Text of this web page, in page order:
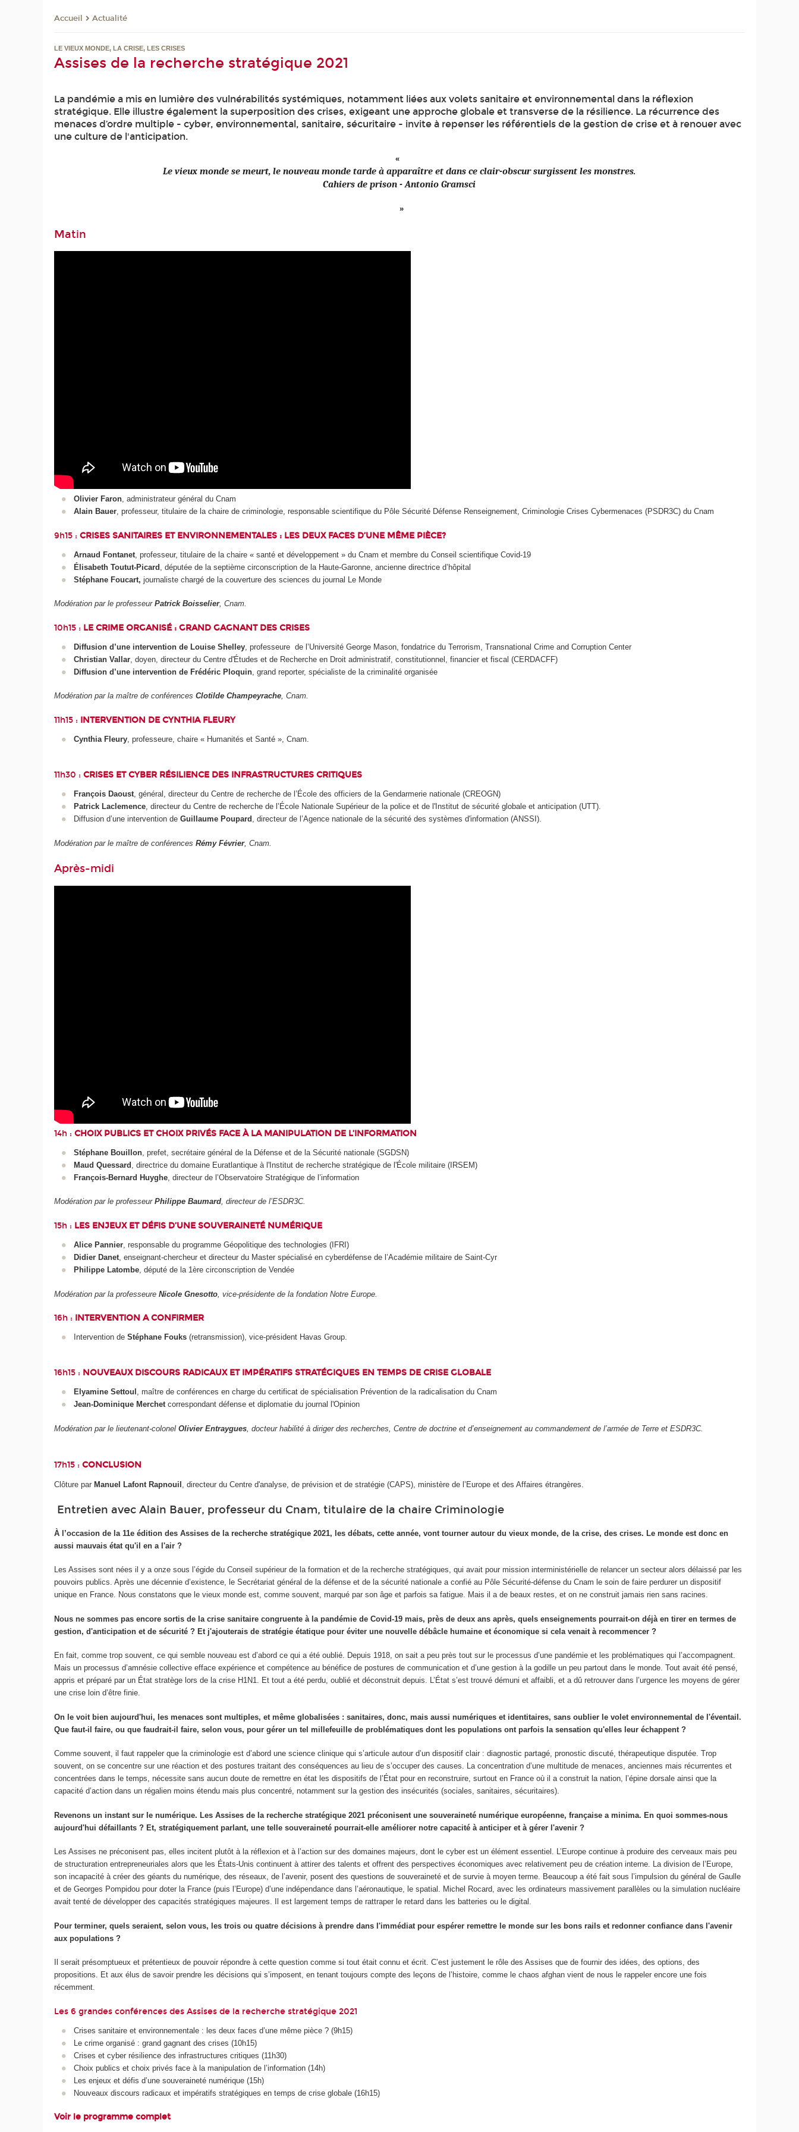
Accueil Actualité
LE VIEUX MONDE, LA CRISE, LES CRISES
Assises de la recherche stratégique 2021
La pandémie a mis en lumière des vulnérabilités systémiques, notamment liées aux volets sanitaire et environnemental dans la réflexion
stratégique. Elle illustre également la superposition des crises, exigeant une approche globale et transverse de la résilience. La récurrence des
menaces d’ordre multiple - cyber, environnemental, sanitaire, sécuritaire - invite à repenser les référentiels de la gestion de crise et à renouer avec
une culture de l'anticipation.
Le vieux monde se meurt, le nouveau monde tarde à apparaître et dans ce clair-obscur surgissent les monstres.
Cahiers de prison - Antonio Gramsci
Matin
Olivier Faron, administrateur général du Cnam
Alain Bauer, professeur, titulaire de la chaire de criminologie, responsable scientifique du Pôle Sécurité Défense Renseignement, Criminologie Crises Cybermenaces (PSDR3C) du Cnam
9h15 :CRISES SANITAIRES ET ENVIRONNEMENTALES : LES DEUX FACES D’UNE MÊME PIÈCE?
Arnaud Fontanet, professeur, titulaire de la chaire « santé et développement » du Cnam et membre du Conseil scientifique Covid-19
Élisabeth Toutut-Picard
, députée de la septième circonscription de la Haute-Garonne, ancienne directrice d’hôpital
Stéphane Foucart, journaliste chargé de la couverture des sciences du journal Le Monde
Modération par le professeurPatrick Boisselier, Cnam.
10h15 : LE CRIME ORGANISÉ : GRAND GAGNANT DES CRISES
Diffusion d’une intervention de Louise Shelley, professeure de l’Université George Mason, fondatrice du Terrorism, Transnational Crime and Corruption Center
Christian Vallar, doyen, directeur du Centre d'Études et de Recherche en Droit administratif, constitutionnel, financier et fiscal (CERDACFF)
Diffusion d’une intervention de Frédéric Ploquin, grand reporter, spécialiste de la criminalité organisée
Modération par la maître de conférencesClotilde Champeyrache, Cnam.
11h15 : INTERVENTION DE CYNTHIA FLEURY
Cynthia Fleury, professeure, chaire « Humanités et Santé », Cnam.
11h30 :CRISES ET CYBER RÉSILIENCE DES INFRASTRUCTURES CRITIQUES
François Daoust, général, directeur du Centre de recherche de l’École des officiers de la Gendarmerie nationale (CREOGN)
Patrick Laclemence, directeur du Centre de recherche de l’École Nationale Supérieur de la police et de l'Institut de sécurité globale et anticipation (UTT).
Diffusion d’une intervention de Guillaume Poupard , directeur de l’Agence nationale de la sécurité des systèmes d'information (ANSSI).
Modération par le maître de conférencesRémy Février, Cnam.
Après-midi
14h :CHOIX PUBLICS ET CHOIX PRIVÉS FACE À LA MANIPULATION DE L’INFORMATION
Stéphane Bouillon, prefet, secrétaire général de la Défense et de la Sécurité nationale (SGDSN)
Maud Quessard
, directrice du domaine Euratlantique à l'Institut de recherche stratégique de l'École militaire (IRSEM)
François-Bernard Huyghe, directeur de l’Observatoire Stratégique de l’information
Modération par le professeurPhilippe Baumard, directeur de l’ESDR3C.
15h : LES ENJEUX ET DÉFIS D’UNE SOUVERAINETÉ NUMÉRIQUE
Alice Pannier, responsable du programme Géopolitique des technologies (IFRI)
Didier Danet, enseignant-chercheur et directeur du Master spécialisé en cyberdéfense de l’Académie militaire de Saint-Cyr
Philippe Latombe, député de la 1èrecirconscription de Vendée
Modération par la professeureNicole Gnesotto , vice-présidente de la fondation Notre Europe.
16h : INTERVENTION A CONFIRMER
Intervention de Stéphane Fouks(retransmission), vice-président Havas Group.
16h15 : NOUVEAUX DISCOURS RADICAUX ET IMPÉRATIFS STRATÉGIQUES EN TEMPS DE CRISE GLOBALE
Elyamine Settoul , maître de conférences en charge du certificat de spécialisation Prévention de la radicalisation du Cnam
Jean-Dominique Merchetcorrespondant défense et diplomatie du journal l'Opinion
Modération par le lieutenant-colonelOlivier Entraygues , docteur habilité à diriger des recherches, Centre de doctrine et d’enseignement au commandement de l’armée de Terre et ESDR3C.
17h15 : CONCLUSION
Clôture parManuel Lafont Rapnouil , directeur du Centre d'analyse, de prévision et de stratégie (CAPS), ministère de l’Europe et des Affaires étrangères.
Entretien avec Alain Bauer, professeur du Cnam, titulaire de la chaire Criminologie
À l’occasion de la 11e édition des Assises de la recherche stratégique 2021, les débats, cette année, vont tourner autour du vieux monde, de la crise, des crises. Le monde est donc en
aussi mauvais état qu'il en a l'air ?
Les Assises sont nées il y a onze sous l’égide du Conseil supérieur de la formation et de la recherche stratégiques, qui avait pour mission interministérielle de relancer un secteur alors délaissé par les
pouvoirs publics. Après une décennie d’existence, le Secrétariat général de la défense et de la sécurité nationale a confié au Pôle Sécurité-défense du Cnam le soin de faire perdurer un dispositif
unique en France. Nous constatons que le vieux monde est, comme souvent, marqué par son âge et parfois sa fatigue. Mais il a de beaux restes, et on ne construit jamais rien sans racines.
Nous ne sommes pas encore sortis de la crise sanitaire congruente à la pandémie de Covid-19 mais, près de deux ans après, quels enseignements pourrait-on déjà en tirer en termes de
gestion, d'anticipation et de sécurité ? Et j'ajouterais de stratégie étatique pour éviter une nouvelle débâcle humaine et économique si cela venait à recommencer ?
En fait, comme trop souvent, ce qui semble nouveau est d’abord ce qui a été oublié. Depuis 1918, on sait a peu près tout sur le processus d’une pandémie et les problématiques qui l’accompagnent.
Mais un processus d’amnésie collective efface expérience et compétence au bénéfice de postures de communication et d’une gestion à la godille un peu partout dans le monde. Tout avait été pensé,
appris et préparé par un État stratège lors de la crise H1N1. Et tout a été perdu, oublié et déconstruit depuis. L’État s’est trouvé démuni et affaibli, et a dû retrouver dans l’urgence les moyens de gérer
une crise loin d’être finie.
On le voit bien aujourd'hui, les menaces sont multiples, et même globalisées : sanitaires, donc, mais aussi numériques et identitaires, sans oublier le volet environnemental de l'éventail.
Que faut-il faire, ou que faudrait-il faire, selon vous, pour gérer un tel millefeuille de problématiques dont les populations ont parfois la sensation qu'elles leur échappent ?
Comme souvent, il faut rappeler que la criminologie est d’abord une science clinique qui s’articule autour d’un dispositif clair : diagnostic partagé, pronostic discuté, thérapeutique disputée. Trop
souvent, on se concentre sur une réaction et des postures traitant des conséquences au lieu de s’occuper des causes. La concentration d’une multitude de menaces, anciennes mais récurrentes et
concentrées dans le temps, nécessite sans aucun doute de remettre en état les dispositifs de l’État pour en reconstruire, surtout en France où il a construit la nation, l’épine dorsale ainsi que la
capacité d’action dans un régalien moins étendu mais plus concentré, notamment sur la gestion des insécurités (sociales, sanitaires, sécuritaires).
Revenons un instant sur le numérique. Les Assises de la recherche stratégique 2021 préconisent une souveraineté numérique européenne, française a minima. En quoi sommes-nous
aujourd'hui défaillants ? Et, stratégiquement parlant, une telle souveraineté pourrait-elle améliorer notre capacité à anticiper et à gérer l'avenir ?
Les Assises ne préconisent pas, elles incitent plutôt à la réflexion et à l’action sur des domaines majeurs, dont le cyber est un élément essentiel. L’Europe continue à produire des cerveaux mais peu
de structuration entrepreneuriales alors que les États-Unis continuent à attirer des talents et offrent des perspectives économiques avec relativement peu de création interne. La division de l’Europe,
son incapacité à créer des géants du numérique, des réseaux, de l’avenir, posent des questions de souveraineté et de survie à moyen terme. Beaucoup a été fait sous l’impulsion du général de Gaulle
et de Georges Pompidou pour doter la France (puis l’Europe) d’une indépendance dans l’aéronautique, le spatial. Michel Rocard, avec les ordinateurs massivement parallèles ou la simulation nucléaire
avait tenté de développer des capacités stratégiques majeures. Il est largement temps de rattraper le retard dans les batteries ou le digital.
Pour terminer, quels seraient, selon vous, les trois ou quatre décisions à prendre dans l'immédiat pour espérer remettre le monde sur les bons rails et redonner confiance dans l'avenir
aux populations ?
Il serait présomptueux et prétentieux de pouvoir répondre à cette question comme si tout était connu et écrit. C’est justement le rôle des Assises que de fournir des idées, des options, des
propositions. Et aux élus de savoir prendre les décisions qui s’imposent, en tenant toujours compte des leçons de l’histoire, comme le chaos afghan vient de nous le rappeler encore une fois
récemment.
Les 6 grandes conférences des Assises de la recherche stratégique 2021
Crises sanitaire et environnementale : les deux faces d’une même pièce ? (9h15)
Le crime organisé : grand gagnant des crises (10h15)
Crises et cyber résilience des infrastructures critiques (11h30)
Choix publics et choix privés face à la manipulation de l’information (14h)
Les enjeux et défis d’une souveraineté numérique (15h)
Nouveaux discours radicaux et impératifs stratégiques en temps de crise globale (16h15)
Voir le programme complet